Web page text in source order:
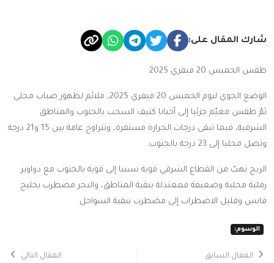
شارك المقال على:
طقس الخميس 20 فيفري 2025
الوضع الجوي ليوم الخميس 20 فيفري 2025، ملائم لظهور ضباب محلي
ثمّ طقس مغيّم جزئيا إلى أحيانا كثيف السحب بالجنوب والمناطق
الشرقية، فيما تبقى درجات الحرارة مستقرة، وتتراوح عامة بين 15 و21 درجة
وتصل محليا إلى 23 درجة بالجنوب.
الريح تهبّ من القطاع الشرقي قوية نسبيا إلى قوية بالجنوب مع دواوير
رملية محلية وضعيفة فمعتدلة ببقية المناطق، والبحر مضطرب بخليج
قابس وقليل الاضطراب إلى مضطرب ببقية السواحل.
الوسوم:
المقال التالي المقال السابق